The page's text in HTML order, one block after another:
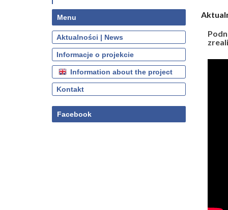
Menu
Aktualności | News
Informacje o projekcie
Information about the project
Kontakt
Facebook